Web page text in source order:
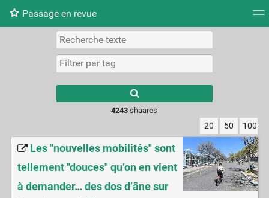
Passage en revue
Nuage de tags Mur d'images
4243 shaares
20 50 100
Les "nouvelles mobilités" sont
tellement "douces" qu’on en vient
à demander… des dos d’âne sur